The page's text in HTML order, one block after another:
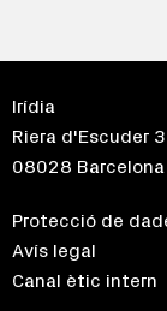
Irídia
Riera d'Escuder
08028 Barcelona
Protecció de
Avís legal
Canal ètic intern